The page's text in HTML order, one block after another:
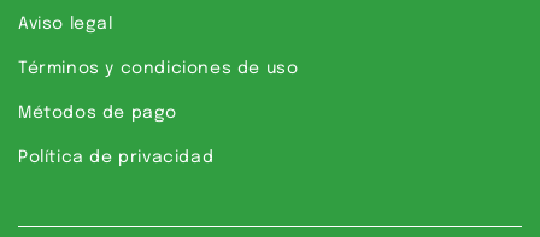
Aviso legal
Términos y condiciones de uso
Métodos de pago
Política de privacidad